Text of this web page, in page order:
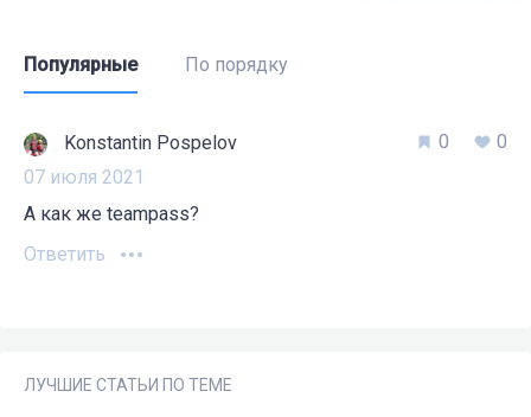
Популярные По порядку
Konstantin Pospelov
07 июля 2021
0 0
А как же teampass?
Ответить
ЛУЧШИЕ СТАТЬИ ПО ТЕМЕ